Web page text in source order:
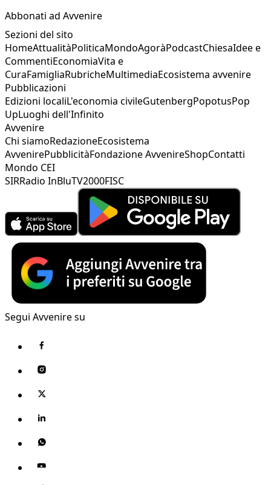
Abbonati ad Avvenire
Sezioni del sito
HomeAttualitàPoliticaMondoAgoràPodcastChiesaIdee e
CommentiEconomiaVita e
CuraFamigliaRubricheMultimediaEcosistema avvenire
Pubblicazioni
Edizioni localiL'economia civileGutenbergPopotusPop
UpLuoghi dell'Infinito
Avvenire
Chi siamoRedazioneEcosistema
AvvenirePubblicitàFondazione AvvenireShopContatti
Mondo CEI
SIRRadio InBluTV2000FISC
Segui Avvenire su